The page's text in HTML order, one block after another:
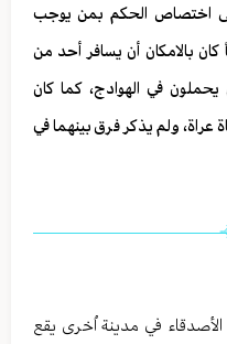
اختصاص الحكم بمن يوجب
بالامكان أن يسافر أحد من
في الهوادج، كما كان
ولم يذكر فرق بينهما في
في مدينة اُخرى يقع